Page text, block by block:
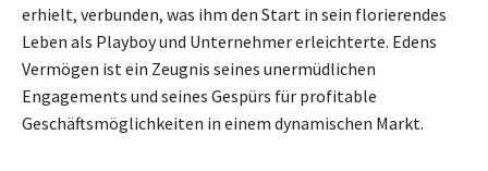
erhielt, verbunden, was ihm den Start in sein florierendes
Leben als Playboy und Unternehmer erleichterte. Edens
Vermögen ist ein Zeugnis seines unermüdlichen
Engagements und seines Gespürs für profitable
Geschäftsmöglichkeiten in einem dynamischen Markt.